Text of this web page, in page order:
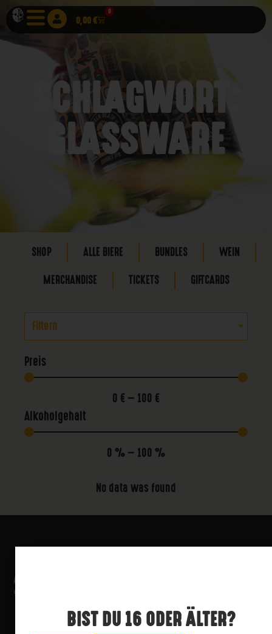
0,00€
0
SCHLAGWORT:
GLASSWARE
SHOP ALLE BIERE BUNDLES WEIN
MERCHANDISE TICKETS GIFTCARDS
Filtern
Preis
0 € — 100 €
Alkoholgehalt
0 % — 100 %
No data was found
BIST DU 16 ODER ÄLTER?